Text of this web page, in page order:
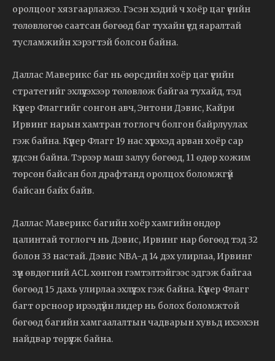
оролцоог хязгаарлажээ. Гэсэн хэдий ч хоёр цаг үеийн
төлөвлөгөө саатсан бөгөөд баг тухайн үед яаралтай
тусламжийн хэрэгтэй болсон байна.
Даллас Маверикс баг нь өөрсдийн хоёр цаг үеийн
стратегийг эхлүүлэхээр төлөвлөж байгаа тухайд, тэд
Күүпер Флаггийг сонгон авч, Энтони Дэвис, Кайри
Ирвинг нарын хамтран тоглогч болгон байрлуулах
гэж байна. Күүпер Флагг 19 нас хүрэхэд арван хоёр сар
үлдсэн байна. Тэрээр маш залуу бөгөөд, 11 өдөр хожим
төрсөн байсан бол драфтанд оролцох боломжгүй
байсан байх байв.
Даллас Маверикс багийн хоёр хамгийн өндөр
цалинтай тоглогч нь Дэвис, Ирвинг нар бөгөөд тэд 32
болон 33 настай. Дэвис NBA-д 14 дэх улирлаа, Ирвинг
зүүн өвдөгний ACL хөнгөн гэмтэлтэйгээс эдгэж байгаа
бөгөөд 15 дахь улирлаа эхлүүлэх гэж байна. Күүпер Флагг
багт орсноор ирээдүйн лидер нь болох боломжтой
бөгөөд багийн хамгаалалтын чадварын хувьд ихээхэн
найдвар төрүүлж байна.